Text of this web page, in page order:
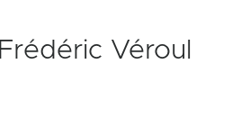
Frédéric Véroul